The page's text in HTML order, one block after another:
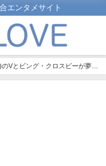
エンタメサイト
Vとビング・クロスビーが夢の
ン！